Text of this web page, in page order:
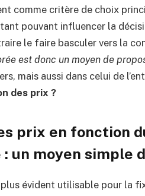
comme critère de choix
pouvant influencer la
le faire basculer vers la
est donc un moyen de
mais aussi dans celui de
des prix ?
prix en fonction
: un moyen simple
plus évident utilisable pour la